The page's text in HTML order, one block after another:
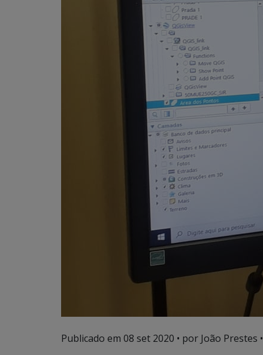
Publicado em 08 set 2020 • por João Prestes •